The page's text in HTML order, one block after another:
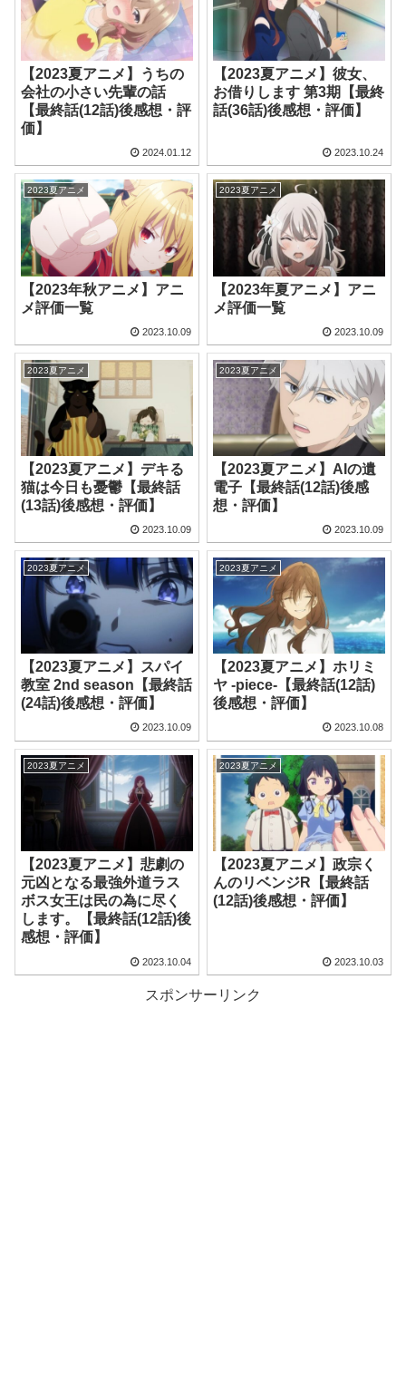
【2023夏アニメ】うちの
会社の小さい先輩の話
【最終話(12話)後感想・評
価】
2024.01.12
【2023夏アニメ】彼女、
お借りします 第3期【最終
話(36話)後感想・評価】
2023.10.24
2023夏アニメ
【2023年秋アニメ】アニ
メ評価一覧
2023.10.09
2023夏アニメ
【2023年夏アニメ】アニ
メ評価一覧
2023.10.09
2023夏アニメ
【2023夏アニメ】デキる
猫は今日も憂鬱【最終話
(13話)後感想・評価】
2023.10.09
2023夏アニメ
【2023夏アニメ】AIの遺
電子【最終話(12話)後感
想・評価】
2023.10.09
2023夏アニメ
【2023夏アニメ】スパイ
教室 2nd season【最終話
(24話)後感想・評価】
2023.10.09
2023夏アニメ
【2023夏アニメ】ホリミ
ヤ -piece-【最終話(12話)
後感想・評価】
2023.10.08
2023夏アニメ
【2023夏アニメ】悲劇の
元凶となる最強外道ラス
ボス女王は民の為に尽く
します。【最終話(12話)後
感想・評価】
2023.10.04
2023夏アニメ
【2023夏アニメ】政宗く
んのリベンジR【最終話
(12話)後感想・評価】
2023.10.03
スポンサーリンク